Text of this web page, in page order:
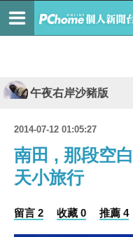
午夜右岸沙豬版
2014-07-12 01:05:27
南田 , 那段空
天小旅行
留言 2 收藏 0 推薦 4